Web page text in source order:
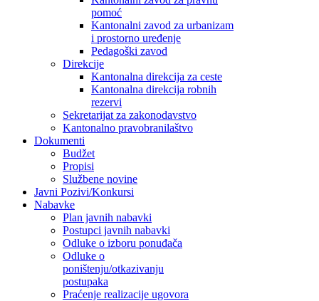
pomoć
Kantonalni zavod za urbanizam
i prostorno uređenje
Pedagoški zavod
Direkcije
Kantonalna direkcija za ceste
Kantonalna direkcija robnih
rezervi
Sekretarijat za zakonodavstvo
Kantonalno pravobranilaštvo
Dokumenti
Budžet
Propisi
Službene novine
Javni Pozivi/Konkursi
Nabavke
Plan javnih nabavki
Postupci javnih nabavki
Odluke o izboru ponuđača
Odluke o
poništenju/otkazivanju
postupaka
Praćenje realizacije ugovora